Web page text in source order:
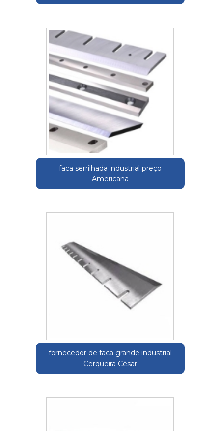
faca serrilhada industrial preço
Americana
fornecedor de faca grande industrial
Cerqueira César